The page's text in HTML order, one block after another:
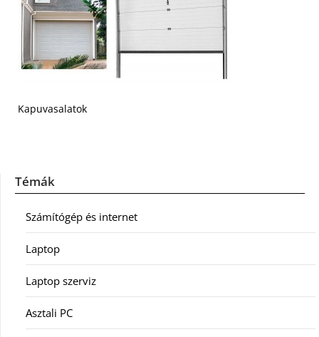
Kapuvasalatok
Témák
Számítógép és internet
Laptop
Laptop szerviz
Asztali PC